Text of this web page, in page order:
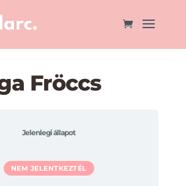
Fröccs
Jelenlegi állapot
NEM JELENTKEZTÉL